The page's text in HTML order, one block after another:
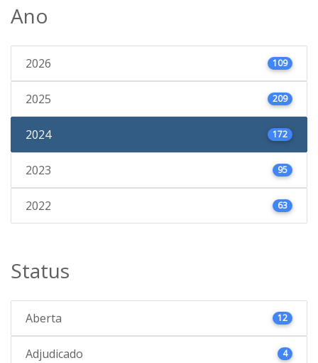
Ano
2026 109
2025 209
2024 172
2023 95
2022 63
Status
Aberta 12
Adjudicado 4